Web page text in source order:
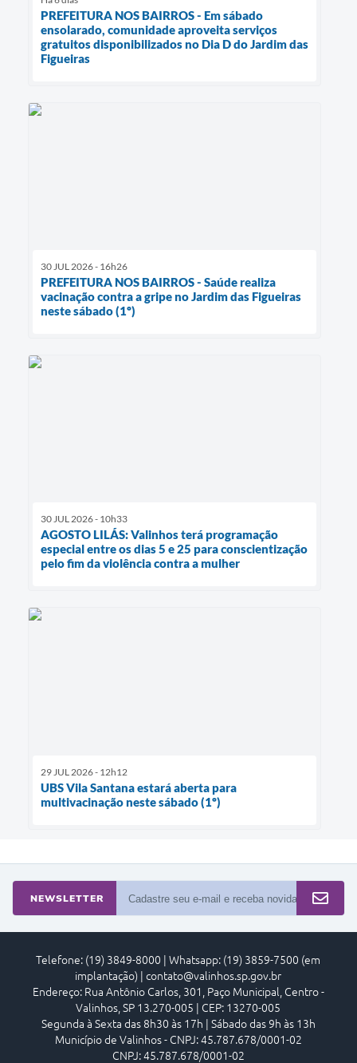
PREFEITURA NOS BAIRROS - Em sábado
ensolarado, comunidade aproveita serviços
gratuitos disponibilizados no Dia D do Jardim das
Figueiras
30 JUL 2026 - 16h26
PREFEITURA NOS BAIRROS - Saúde realiza
vacinação contra a gripe no Jardim das Figueiras
neste sábado (1º)
30 JUL 2026 - 10h33
AGOSTO LILÁS: Valinhos terá programação
especial entre os dias 5 e 25 para conscientização
pelo fim da violência contra a mulher
29 JUL 2026 - 12h12
UBS Vila Santana estará aberta para
multivacinação neste sábado (1º)
NEWSLETTER
Telefone: (19) 3849-8000 | Whatsapp: (19) 3859-7500 (em
implantação) | contato@valinhos.sp.gov.br
Endereço: Rua Antônio Carlos, 301, Paço Municipal, Centro -
Valinhos, SP 13.270-005 | CEP: 13270-005
Segunda à Sexta das 8h30 às 17h | Sábado das 9h às 13h
Município de Valinhos - CNPJ: 45.787.678/0001-02
CNPJ: 45.787.678/0001-02